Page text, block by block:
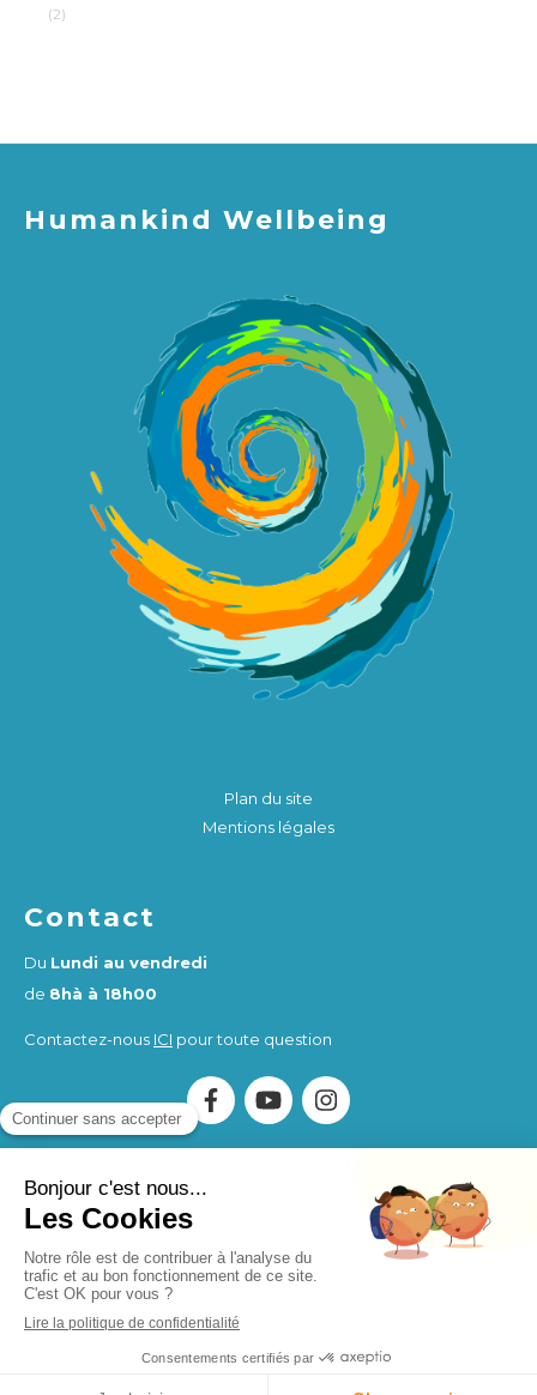
(2)
Humankind Wellbeing
Plan du site
Mentions légales
Contact
Du Lundi au vendredi
de 8hà à 18h00
Contactez-nous ICI pour toute question
Association Humankind Wellbeing
SIRET : 923 516 587
00014
. Organisme de Formation (OF) enregistré sous le
numéro d'activité 84730284273.
Humankind Wellbeing SASSIRET 94311513900017